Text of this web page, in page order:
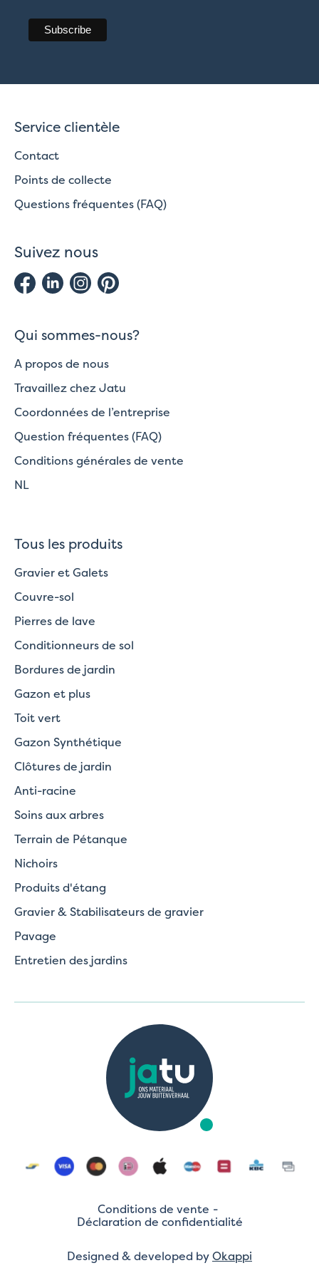
Service clientèle
Contact
Points de collecte
Questions fréquentes (FAQ)
Suivez nous
Qui sommes-nous?
A propos de nous
Travaillez chez Jatu
Coordonnées de l’entreprise
Question fréquentes (FAQ)
Conditions générales de vente
NL
Tous les produits
Gravier et Galets
Couvre-sol
Pierres de lave
Conditionneurs de sol
Bordures de jardin
Gazon et plus
Toit vert
Gazon Synthétique
Clôtures de jardin
Anti-racine
Soins aux arbres
Terrain de Pétanque
Nichoirs
Produits d'étang
Gravier & Stabilisateurs de gravier
Pavage
Entretien des jardins
Conditions de vente
Déclaration de confidentialité
Designed & developed byOkappi